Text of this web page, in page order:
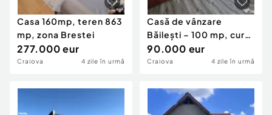
Casa 160mp, teren 863
mp, zona Brestei
277.000 eur
Craiova 4 zile în urmă
Casă de vânzare
Băilești – 100 mp, curte
proprie
90.000 eur
Craiova 4 zile în urmă